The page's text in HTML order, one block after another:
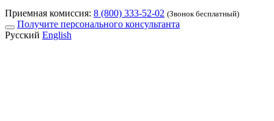
Приемная комиссия: 8 (800) 333-52-02 (Звонок бесплатный)
Получите персонального консультанта
Русский English